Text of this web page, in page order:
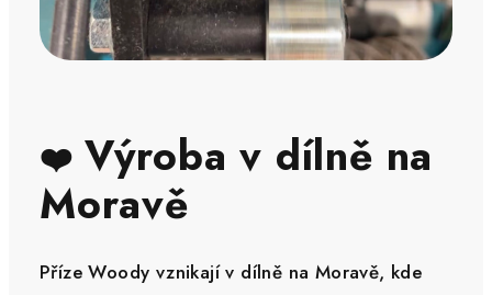
❤️ Výroba v dílně na
Moravě
Příze Woody vznikají v dílně na Moravě, kde